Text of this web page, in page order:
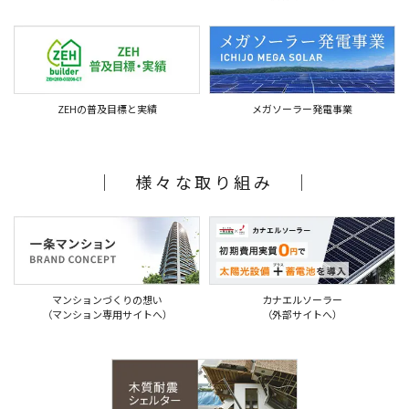
ZEHの普及目標と実績 メガソーラー発電事業
｜ 様々な取り組み ｜
マンションづくりの想い
（マンション専用サイトへ）
カナエルソーラー
（外部サイトへ）